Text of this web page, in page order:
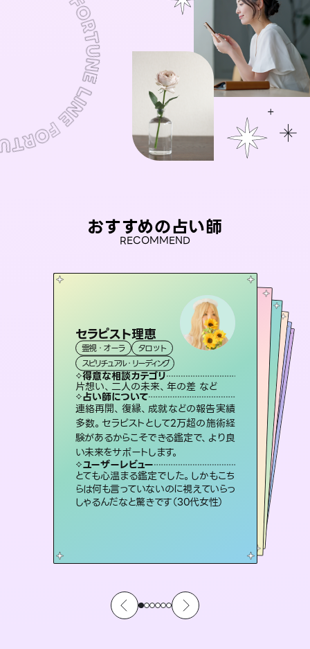
おすすめの占い師
RECOMMEND
セラピスト理恵
霊視・オーラ
タロット
スピリチュアル・リーディング
得意な相談カテゴリ
片想い、二人の未来、年の差 など
占い師について
連絡再開、復縁、成就などの報告実績
多数。セラピストとして2万超の施術経
験があるからこそできる鑑定で、より良
い未来をサポートします。
ユーザーレビュー
とても心温まる鑑定でした。しかもこち
らは何も言っていないのに視えていらっ
しゃるんだなと驚きです（30代女性）
桃源珠羽（とうげんみう）
霊視・オーラ タロット
スピリチュアル・リーディング
得意な相談カテゴリ
片想い、あの人の気持ち、復縁 など
占い師について
恋愛のお悩みの中でも特に「曖昧な関
係」の相談を得意としており、友達以上
恋人未満なお相手との今後や本音を丁
寧に読み解き恋愛成就へと導きます。
ユーザーレビュー
鑑定していただいてアドバイス通りに行
動すると仲が復活してきました。ありが
とうございました（40代 女性）
彗望（すいぼう
霊視・オーラ
スピリチュアル・リーディング
得意な相談カテゴリ
片想い、あの人の気持ち、復縁 など
占い師について
3,700年以上の歴史を持つ東洋最古の
占術「易占」で詳細まで占い、幸せへ向
かう道筋を示します。厳しい結果にも具
体的な対策をお伝えします。
ユーザーレビュー
複雑な背景もしっかり聞いて鑑定して
いただけました。気持ちが楽になりまし
た（50代 女性）
おう 霊感オラクル
霊視・オーラ
オラクルカード
得意な相談カテゴリ
恋愛総合、あの人の気持ち など
占い師について
霊視×オラクルカードを使って「今」と「未来」そして「気になるあの人の気持ち」まで丁寧に読み解き、恋や人生のヒントを優しく引き出します。
ユーザーレビュー
不安な気持ちが嘘みたいに晴れまし
た…！よく視えていらっしゃるんだなと
感じました（40代 女性）
未来視師＊花
霊視・オーラ
スピリチュアル・リーディング
得意な相談カテゴリ
出逢い、片想い、復縁 など
占い師について
未来には何パターンもの選択肢があり
ます。不安で視えにくくなっているあな
たの素敵な未来を見つけ、その未来を
選択できるようアドバイスします。
ユーザーレビュー
職場の人の性質や人間関係、本心など
本当によく視えていてびっくり。対策が
打てて前向きになれます（40代）
アイリス -iris-
西洋占星術 タロット
ルーン
得意な相談カテゴリ
恋愛総合、片想い、二人の未来 など
占い師について
復縁、恋愛、不倫の行方、同性愛や片
思い、仕事関係や借金問題まで知りた
いことや心の負担になっていることを
紐解き、背中をそっと押して導きます。
ユーザーレビュー
安心感のあり、言い切ってくれる所や濁
さない鑑定のおかげで、毎回自分の気
持ちを整えられます（30代 男性）